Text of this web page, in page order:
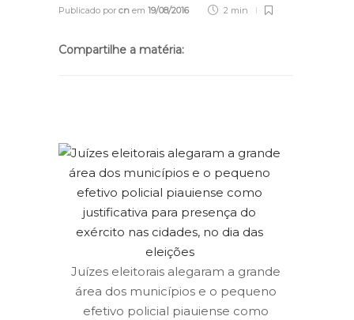
Publicado por cn em 19/08/2016 2 min
Compartilhe a matéria:
Juízes eleitorais alegaram a grande
área dos municípios e o pequeno
efetivo policial piauiense como